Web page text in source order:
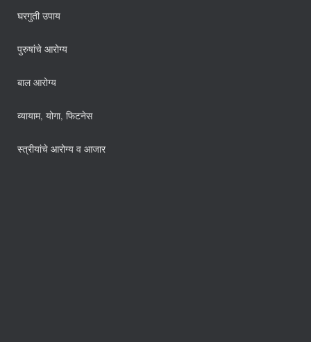
घरगुती उपाय
पुरुषांचे आरोग्य
बाल आरोग्य
व्यायाम, योगा, फिटनेस
स्त्रीयांचे आरोग्य व आजार